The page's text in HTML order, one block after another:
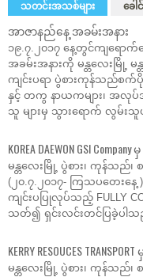
သတင်းအသစ်များ ခေါ
အာဇာနည်နေ့ အခမ်းအနား
၁၉.၇.၂၀၁၇ နေ့တွင်ကျရောက်
အခမ်းအနားကို မန္တလေးမြို့
ကျင်းပရာ ပွဲစားကုန်သည်စက်ပို
နှင့် တကွ နာယကများ၊ အလုပ်အ
သူ များမှ သွားရောက် လွမ်းသူပ
KOREA DAEWON GSI
မန္တလေးမြို့ ပွဲစား၊ ကုန်သည်
(၂၀.၇.၂၀၁၇- ကြသပတေးနေ့ )
ကျင်းပပြုလုပ်သည့် FULLY
သတ်၍ ရှင်းလင်းတင်ပြခဲ့ပါသ
KERRY RESOUCES
မန္တလေးမြို့ ပွဲစား၊ ကုန်သည်